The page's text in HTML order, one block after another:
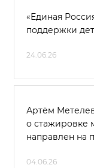
«Единая
поддержки
24.06.26
Артём
о стажировке
направлен на
04.06.26